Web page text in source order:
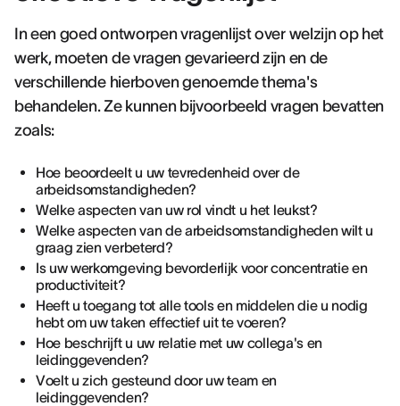
In een goed ontworpen vragenlijst over welzijn op het
werk, moeten de vragen gevarieerd zijn en de
verschillende hierboven genoemde thema's
behandelen. Ze kunnen bijvoorbeeld vragen bevatten
zoals:
Hoe beoordeelt u uw tevredenheid over de
arbeidsomstandigheden?
Welke aspecten van uw rol vindt u het leukst?
Welke aspecten van de arbeidsomstandigheden wilt u
graag zien verbeterd?
Is uw werkomgeving bevorderlijk voor concentratie en
productiviteit?
Heeft u toegang tot alle tools en middelen die u nodig
hebt om uw taken effectief uit te voeren?
Hoe beschrijft u uw relatie met uw collega's en
leidinggevenden?
Voelt u zich gesteund door uw team en
leidinggevenden?